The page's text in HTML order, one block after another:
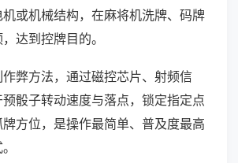
或机械结构，在麻将机洗牌、码牌
达到控牌目的。
弊方法，通过磁控芯片、射频信
骰子转动速度与落点，锁定指定点
方位，是操作最简单、普及度最高